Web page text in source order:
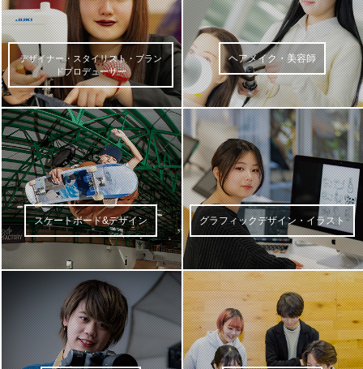
デザイナー・スタイリスト・ブラン
ドプロデューサー
ヘアメイク・美容師
スケートボード&デザイン グラフィックデザイン・イラスト